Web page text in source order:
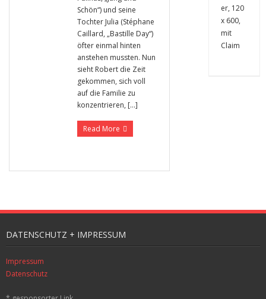
Schön“) und seine
Tochter Julia (Stéphane
Caillard, „Bastille Day“)
öfter einmal hinten
anstehen mussten. Nun
sieht Robert die Zeit
gekommen, sich voll
auf die Familie zu
konzentrieren, […]
Read More
DATENSCHUTZ + IMPRESSUM
Impressum
Datenschutz